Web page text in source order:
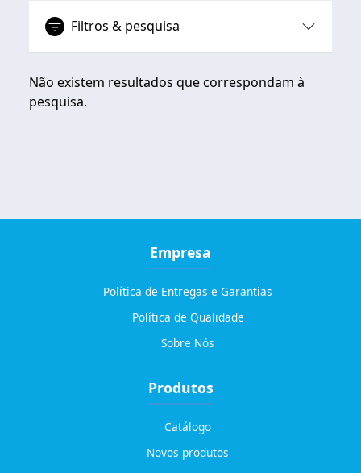
Filtros & pesquisa
Não existem resultados que correspondam à
pesquisa.
Empresa
Política de Entregas e Garantias
Política de Qualidade
Sobre Nós
Produtos
Catálogo
Novos produtos